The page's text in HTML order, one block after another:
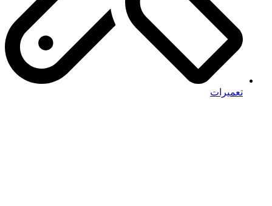
تعمیرات